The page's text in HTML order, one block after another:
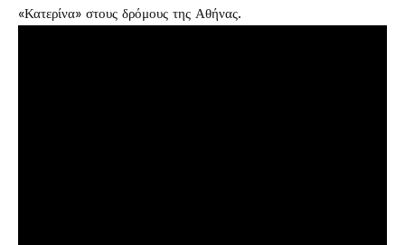
«Κατερίνα» στους δρόμους της Αθήνας.